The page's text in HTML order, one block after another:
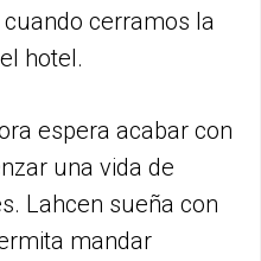
cerramos la
hotel.
espera acabar con
una vida de
Lahcen sueña con
mandar